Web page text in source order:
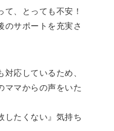
、とっても不安！
のサポートを充実さ
応しているため、
ママからの声をいた
したくない』気持ち